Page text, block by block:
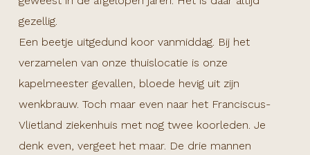
gezellig.
Een beetje uitgedund koor vanmiddag. Bij het
verzamelen van onze thuislocatie is onze
kapelmeester gevallen, bloede hevig uit zijn
wenkbrauw. Toch maar even naar het Franciscus-
Vlietland ziekenhuis met nog twee koorleden. Je
denk even, vergeet het maar. De drie mannen